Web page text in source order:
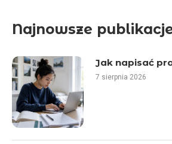
Najnowsze
Jak napisać
7 sierpnia 2026